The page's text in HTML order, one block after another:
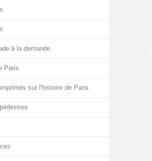
à la demande
Paris
sur l'histoire de Paris